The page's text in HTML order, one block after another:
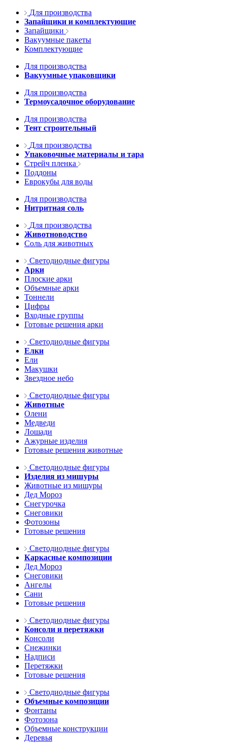
Для производства
Запайщики и комплектующие
Запайщики
Вакуумные пакеты
Комплектующие
Для производства
Вакуумные упаковщики
Для производства
Термоусадочное оборудование
Для производства
Тент строительный
Для производства
Упаковочные материалы и тара
Стрейч пленка
Поддоны
Еврокубы для воды
Для производства
Нитритная соль
Для производства
Животноводство
Соль для животных
Светодиодные фигуры
Арки
Плоские арки
Объемные арки
Тоннели
Цифры
Входные группы
Готовые решения арки
Светодиодные фигуры
Елки
Ели
Макушки
Звездное небо
Светодиодные фигуры
Животные
Олени
Медведи
Лошади
Ажурные изделия
Готовые решения животные
Светодиодные фигуры
Изделия из мишуры
Животные из мишуры
Дед Мороз
Снегурочка
Снеговики
Фотозоны
Готовые решения
Светодиодные фигуры
Каркасные композиции
Дед Мороз
Снеговики
Ангелы
Сани
Готовые решения
Светодиодные фигуры
Консоли и перетяжки
Консоли
Снежинки
Надписи
Перетяжки
Готовые решения
Светодиодные фигуры
Объемные композиции
Фонтаны
Фотозона
Объемные конструкции
Деревья